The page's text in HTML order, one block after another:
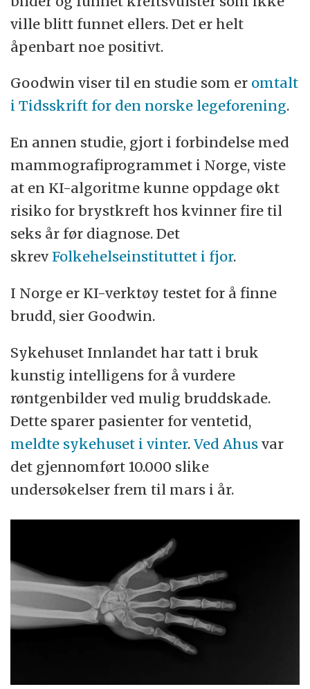
ville blitt funnet ellers. Det er helt
åpenbart noe positivt.
Goodwin viser til en studie som er omtalt
i Tidsskrift for den norske legeforening.
En annen studie, gjort i forbindelse med
mammografiprogrammet i Norge, viste
at en KI-algoritme kunne oppdage økt
risiko for brystkreft hos kvinner fire til
seks år før diagnose. Det
skrevFolkehelseinstituttet i fjor.
I Norge er KI-verktøy testet for å finne
brudd, sier Goodwin.
Sykehuset Innlandet har tatt i bruk
kunstig intelligens for å vurdere
røntgenbilder ved mulig bruddskade.
Dette sparer pasienter for ventetid,
meldte sykehuset i vinter.Ved Ahusvar
det gjennomført 10.000 slike
undersøkelser frem til mars i år.